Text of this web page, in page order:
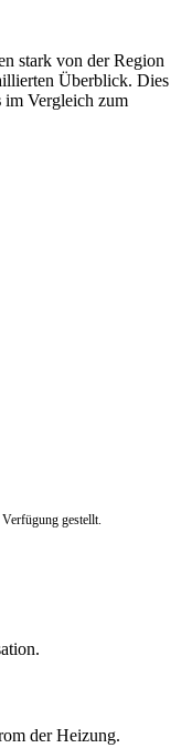
stark von der Region
Überblick. Dies
im Vergleich zum
gestellt.
der Heizung.